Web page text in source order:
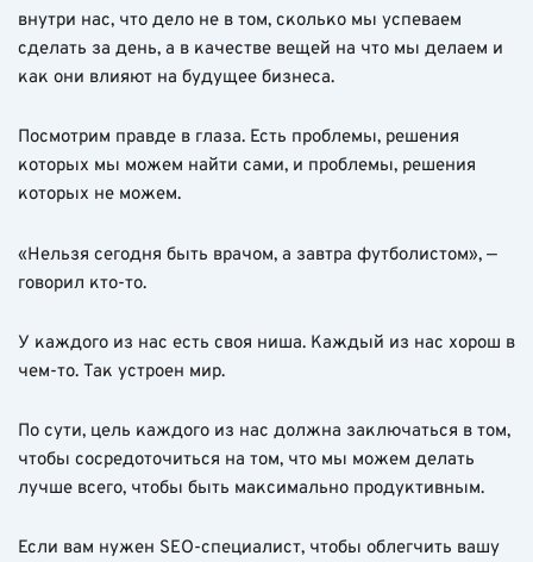
внутри нас, что дело не в том, сколько мы успеваем
сделать за день, а в качестве вещей на что мы делаем и
как они влияют на будущее бизнеса.
Посмотрим правде в глаза. Есть проблемы, решения
которых мы можем найти сами, и проблемы, решения
которых не можем.
«Нельзя сегодня быть врачом, а завтра футболистом», —
говорил кто-то.
У каждого из нас есть своя ниша. Каждый из нас хорош в
чем-то. Так устроен мир.
По сути, цель каждого из нас должна заключаться в том,
чтобы сосредоточиться на том, что мы можем делать
лучше всего, чтобы быть максимально продуктивным.
Если вам нужен SEO-специалист, чтобы облегчить вашу